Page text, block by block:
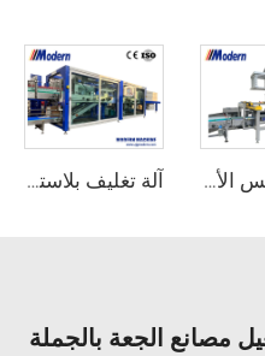
آلة التكديس الأوتوماتيكية آلة تغليف بلاستيكي من الورق المقوى بنصف صينية مدمجة
مصانع الجعة بالجملة